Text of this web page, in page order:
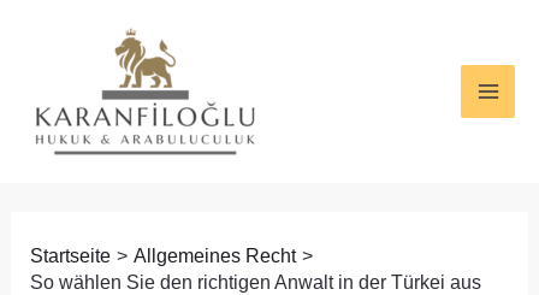
Startseite
Allgemeines Recht
So wählen Sie den richtigen Anwalt in der Türkei aus